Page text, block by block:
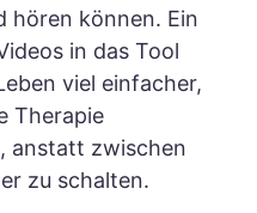
hören können. Ein
in das Tool
viel einfacher,
Therapie
anstatt zwischen
zu schalten.